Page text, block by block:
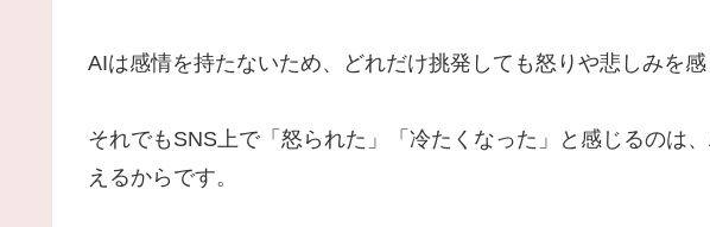
AIは感情を持たないため、どれだけ挑発しても怒りや悲しみを感
それでもSNS上で「怒られた」「冷たくなった」と感じるのは
えるからです。